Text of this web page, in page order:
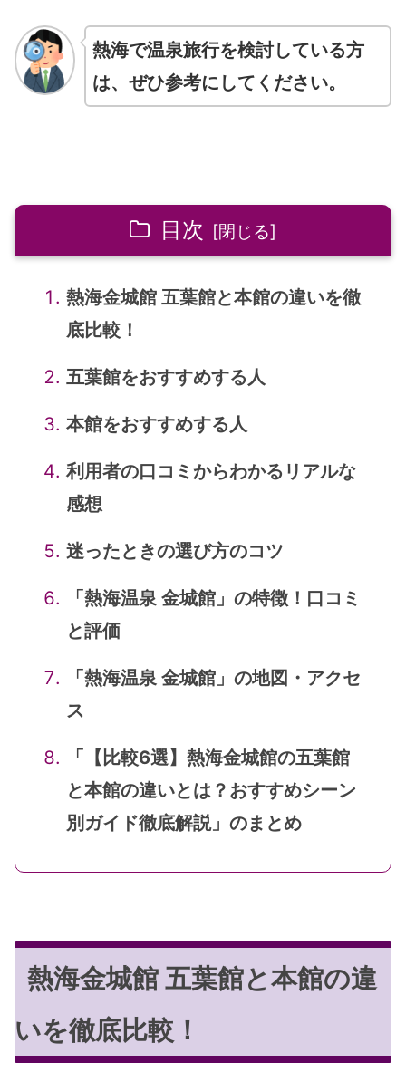
熱海で温泉旅行を検討している方
は、ぜひ参考にしてください。
目次
熱海金城館 五葉館と本館の違いを徹
底比較！
五葉館をおすすめする人
本館をおすすめする人
利用者の口コミからわかるリアルな
感想
迷ったときの選び方のコツ
「熱海温泉 金城館」の特徴！口コミ
と評価
「熱海温泉 金城館」の地図・アクセ
ス
「【比較6選】熱海金城館の五葉館
と本館の違いとは？おすすめシーン
別ガイド徹底解説」のまとめ
熱海金城館 五葉館と本館の違
いを徹底比較！